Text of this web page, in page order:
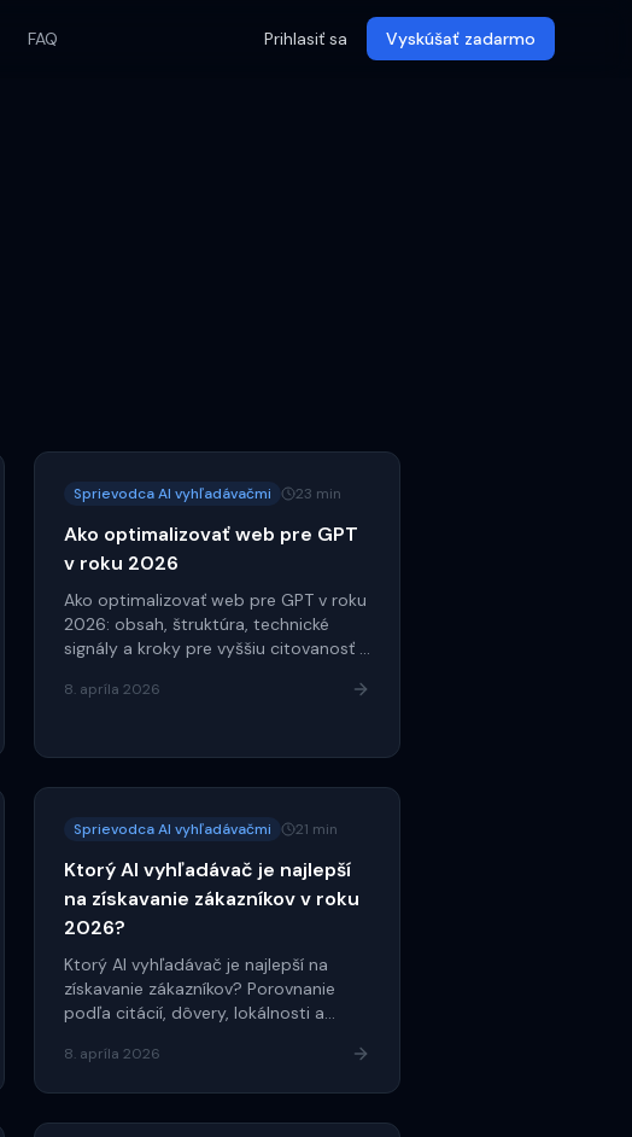
FAQ Prihlasiť sa Vyskúšať zadarmo
Sprievodca AI vyhľadávačmi 23 min
Ako optimalizovať web pre GPT
v roku 2026
Ako optimalizovať web pre GPT v roku
2026: obsah, štruktúra, technické
signály a kroky pre vyššiu citovanosť v
8. apríla 2026
Sprievodca AI vyhľadávačmi 21 min
Ktorý AI vyhľadávač je najlepší
na získavanie zákazníkov v roku
2026?
Ktorý AI vyhľadávač je najlepší na
získavanie zákazníkov? Porovnanie
podľa citácií, dôvery, lokálnosti a
8. apríla 2026